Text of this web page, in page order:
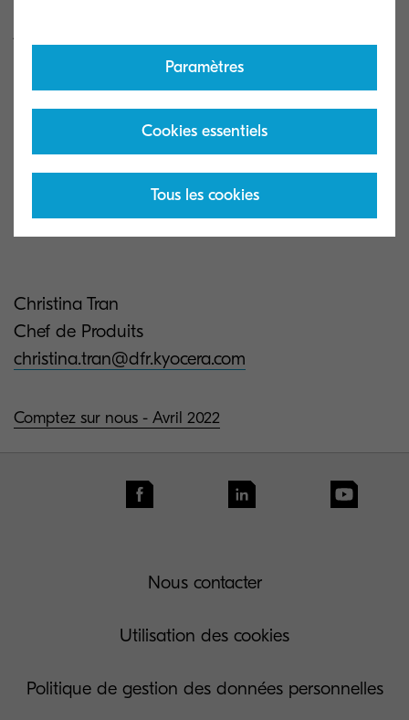
migrer vers la dernière version du logiciel.
vers la dernière version du logiciel dès que cela
sera techniquement possible.
N’hésitez pas à contacter votre interlocuteur
Christina Tran
Chef de Produits
christina.tran@dfr.kyocera.com
Comptez sur nous - Avril 2022
Nous contacter
Utilisation des cookies
Politique de gestion des données personnelles
Paramètres
Cookies essentiels
Tous les cookies